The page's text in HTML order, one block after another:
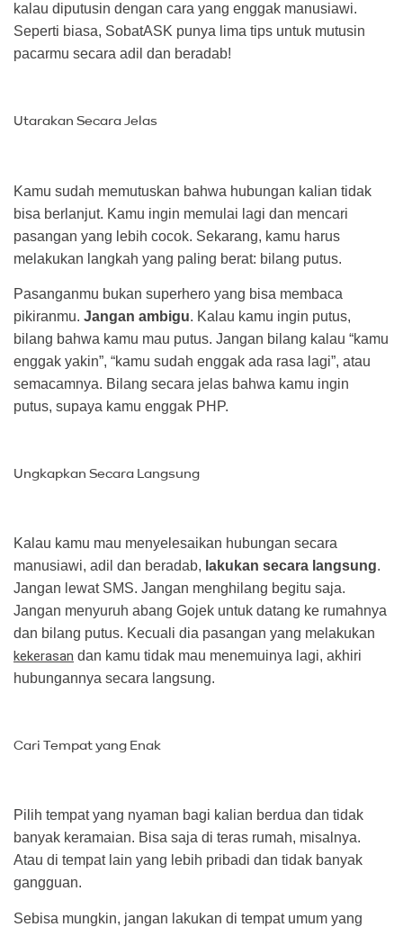
kalau diputusin dengan cara yang enggak manusiawi.
Seperti biasa, SobatASK punya lima tips untuk mutusin
pacarmu secara adil dan beradab!
Utarakan Secara Jelas
Kamu sudah memutuskan bahwa hubungan kalian tidak
bisa berlanjut. Kamu ingin memulai lagi dan mencari
pasangan yang lebih cocok. Sekarang, kamu harus
melakukan langkah yang paling berat: bilang putus.
Pasanganmu bukan superhero yang bisa membaca
pikiranmu. Jangan ambigu. Kalau kamu ingin putus,
bilang bahwa kamu mau putus. Jangan bilang kalau “kamu
enggak yakin”, “kamu sudah enggak ada rasa lagi”, atau
semacamnya. Bilang secara jelas bahwa kamu ingin
putus, supaya kamu enggak PHP.
Ungkapkan Secara Langsung
Kalau kamu mau menyelesaikan hubungan secara
manusiawi, adil dan beradab, lakukan secara langsung.
Jangan lewat SMS. Jangan menghilang begitu saja.
Jangan menyuruh abang Gojek untuk datang ke rumahnya
dan bilang putus. Kecuali dia pasangan yang melakukan
kekerasan dan kamu tidak mau menemuinya lagi, akhiri
hubungannya secara langsung.
Cari Tempat yang Enak
Pilih tempat yang nyaman bagi kalian berdua dan tidak
banyak keramaian. Bisa saja di teras rumah, misalnya.
Atau di tempat lain yang lebih pribadi dan tidak banyak
gangguan.
Sebisa mungkin, jangan lakukan di tempat umum yang